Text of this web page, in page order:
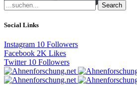
Search
Social Links
Instagram 10 Followers
Facebook 2K Likes
Twitter 10 Followers